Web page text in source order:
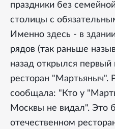
праздники без
столицы с
Именно здесь - в
рядов (так раньше
назад открылся
ресторан "Мартьяныч".
сообщала: "Кто у
Москвы не видал". Это
отечественном